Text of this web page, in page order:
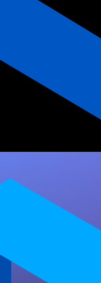
Latina:
Descubra o
trainer de dança
estratégias de